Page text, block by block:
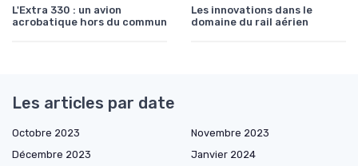
L'Extra 330 : un avion
acrobatique hors du commun
Les innovations dans le
domaine du rail aérien
Les articles par date
Octobre 2023
Novembre 2023
Décembre 2023
Janvier 2024